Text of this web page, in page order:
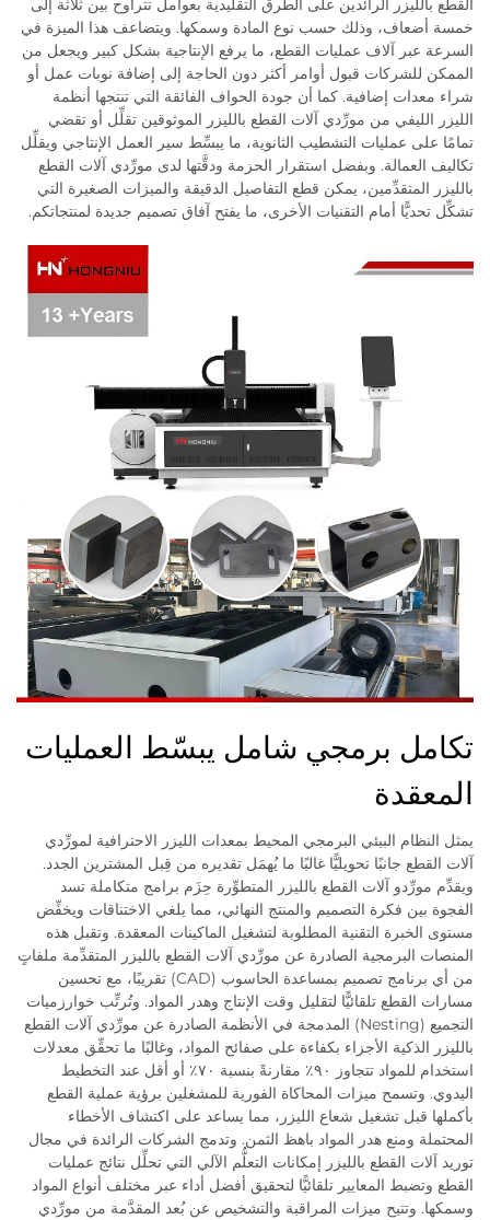
القطع بالليزر الرائدين على الطرق التقليدية بعوامل تتراوح بين ثلاثة إلى
خمسة أضعاف، وذلك حسب نوع المادة وسمكها. ويتضاعف هذا الميزة في
السرعة عبر آلاف عمليات القطع، ما يرفع الإنتاجية بشكل كبير ويجعل من
الممكن للشركات قبول أوامر أكثر دون الحاجة إلى إضافة نوبات عمل أو
شراء معدات إضافية. كما أن جودة الحواف الفائقة التي تنتجها أنظمة
الليزر الليفي من مورِّدي آلات القطع بالليزر الموثوقين تقلِّل أو تقضي
تمامًا على عمليات التشطيب الثانوية، ما يبسِّط سير العمل الإنتاجي ويقلِّل
تكاليف العمالة. وبفضل استقرار الحزمة ودقَّتها لدى مورِّدي آلات القطع
بالليزر المتقدِّمين، يمكن قطع التفاصيل الدقيقة والميزات الصغيرة التي
تشكِّل تحديًّا أمام التقنيات الأخرى، ما يفتح آفاق تصميم جديدة لمنتجاتكم.
تكامل برمجي شامل يبسّط العمليات
المعقدة
يمثل النظام البيئي البرمجي المحيط بمعدات الليزر الاحترافية لمورِّدي
آلات القطع جانبًا تحويليًّا غالبًا ما يُهمَل تقديره من قِبل المشترين الجدد.
ويقدِّم مورِّدو آلات القطع بالليزر المتطوِّرة حِزَم برامج متكاملة تسد
الفجوة بين فكرة التصميم والمنتج النهائي، مما يلغي الاختناقات ويخفِّض
مستوى الخبرة التقنية المطلوبة لتشغيل الماكينات المعقدة. وتقبل هذه
المنصات البرمجية الصادرة عن مورِّدي آلات القطع بالليزر المتقدِّمة ملفاتٍ
من أي برنامج تصميم بمساعدة الحاسوب (CAD) تقريبًا، مع تحسين
مسارات القطع تلقائيًّا لتقليل وقت الإنتاج وهدر المواد. وتُرتِّب خوارزميات
التجميع (Nesting) المدمجة في الأنظمة الصادرة عن مورِّدي آلات القطع
بالليزر الذكية الأجزاء بكفاءة على صفائح المواد، وغالبًا ما تحقِّق معدلات
استخدام للمواد تتجاوز ٩٠٪ مقارنةً بنسبة ٧٠٪ أو أقل عند التخطيط
اليدوي. وتسمح ميزات المحاكاة الفورية للمشغلين برؤية عملية القطع
بأكملها قبل تشغيل شعاع الليزر، مما يساعد على اكتشاف الأخطاء
المحتملة ومنع هدر المواد باهظ الثمن. وتدمج الشركات الرائدة في مجال
توريد آلات القطع بالليزر إمكانات التعلُّم الآلي التي تحلِّل نتائج عمليات
القطع وتضبط المعايير تلقائيًّا لتحقيق أفضل أداء عبر مختلف أنواع المواد
وسمكها. وتتيح ميزات المراقبة والتشخيص عن بُعد المقدَّمة من مورِّدي